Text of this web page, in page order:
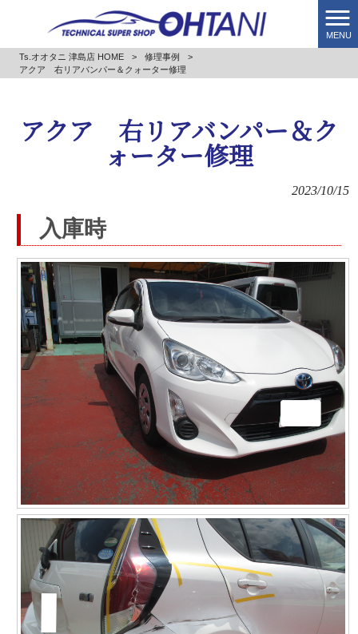
MENU
Ts.オオタニ 津島店 HOME > 修理事例
>
アクア 右リアバンパー＆クォーター修理
アクア 右リアバンパー＆ク
ォーター修理
2023/10/15
入庫時